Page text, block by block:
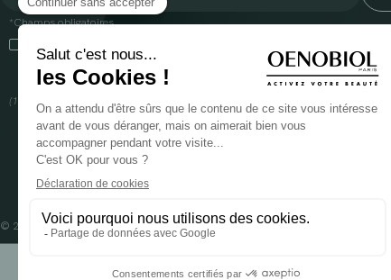
*Champs obligatoires
En cliquant sur cette case, j’accepte que Cooper(1) traite les données
communiquer des informations commerciales sur ses produits et offres.
gestion de vos données et vos droits, rendez-vousici
(1) Coopération pharmaceutique Française, RCS Melun 399 227 636
© 2024 OENOBIOL PARISMentions légalesConditions Générales d’Utilisation
POUR
Les complément alimentaires doivent